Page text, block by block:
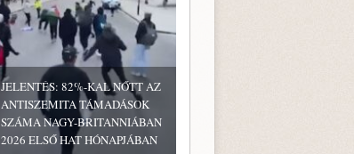
JELENTÉS: 82%-KAL NŐTT AZ
ANTISZEMITA TÁMADÁSOK
SZÁMA NAGY-BRITANNIÁBAN
2026 ELSŐ HAT HÓNAPJÁBAN